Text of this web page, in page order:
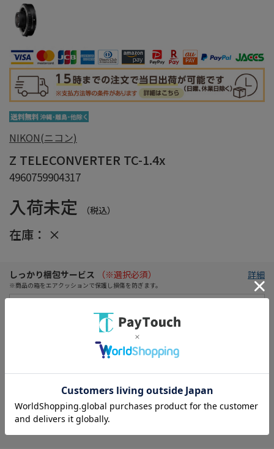
NIKON(ニコン)
Z TELECONVERTER TC-1.4x
4960759904317
入荷未定 （税込）
在庫： ×
しっかり梱包サービス （※選択必須）
※商品の箱をエアクッションで保護し損傷を防ぎます。
詳細
初期不良保証期間延長サービス
※1か月に延長！買ってすぐに使えなくても安心！
在庫がありません